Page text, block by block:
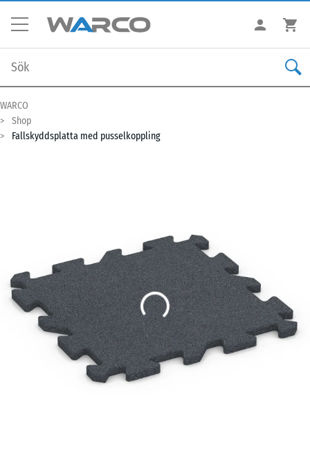
WARCO
Shop
Fallskyddsplatta med pusselkoppling